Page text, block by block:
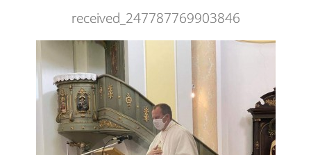
received_247787769903846